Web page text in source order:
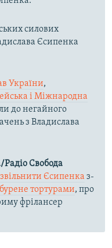
силових
Єсипенка
України,
і Міжнародна
до негайного
з Владислава
Радіо Свобода
Єсипенка з-
тортурами, про
фрілансер